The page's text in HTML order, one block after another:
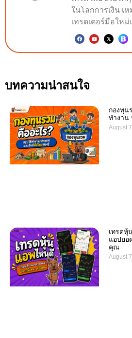
ในโลกการเงิน เ
เทรดเดอร์มือให
บทความน่าสนใจ
กองทุน
ทำงาน
August
เทรดหุ้
แอปยอ
คุณ
August